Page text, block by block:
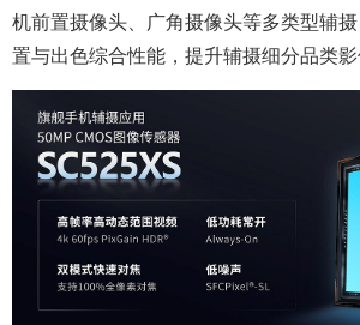
机前置摄像头、广角摄像头等多类型辅
置与出色综合性能，提升辅摄细分品类影